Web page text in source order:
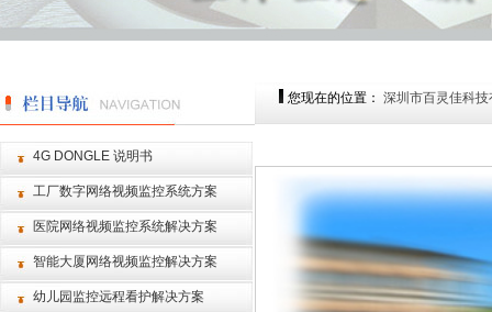
4G DONGLE 说明书
工厂数字网络视频监控系统方案
医院网络视频监控系统解决方案
智能大厦网络视频监控解决方案
幼儿园监控远程看护解决方案
您现在的位置： 深圳市百灵佳科